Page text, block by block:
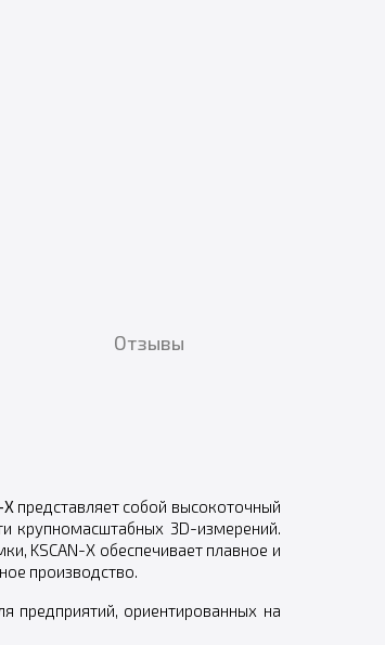
Отзывы
X представляет собой высокоточный
крупномасштабных 3D-измерений.
KSCAN-X обеспечивает плавное и
производство.
предприятий, ориентированных на